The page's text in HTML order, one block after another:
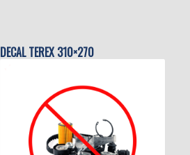
DECAL TEREX 310×270